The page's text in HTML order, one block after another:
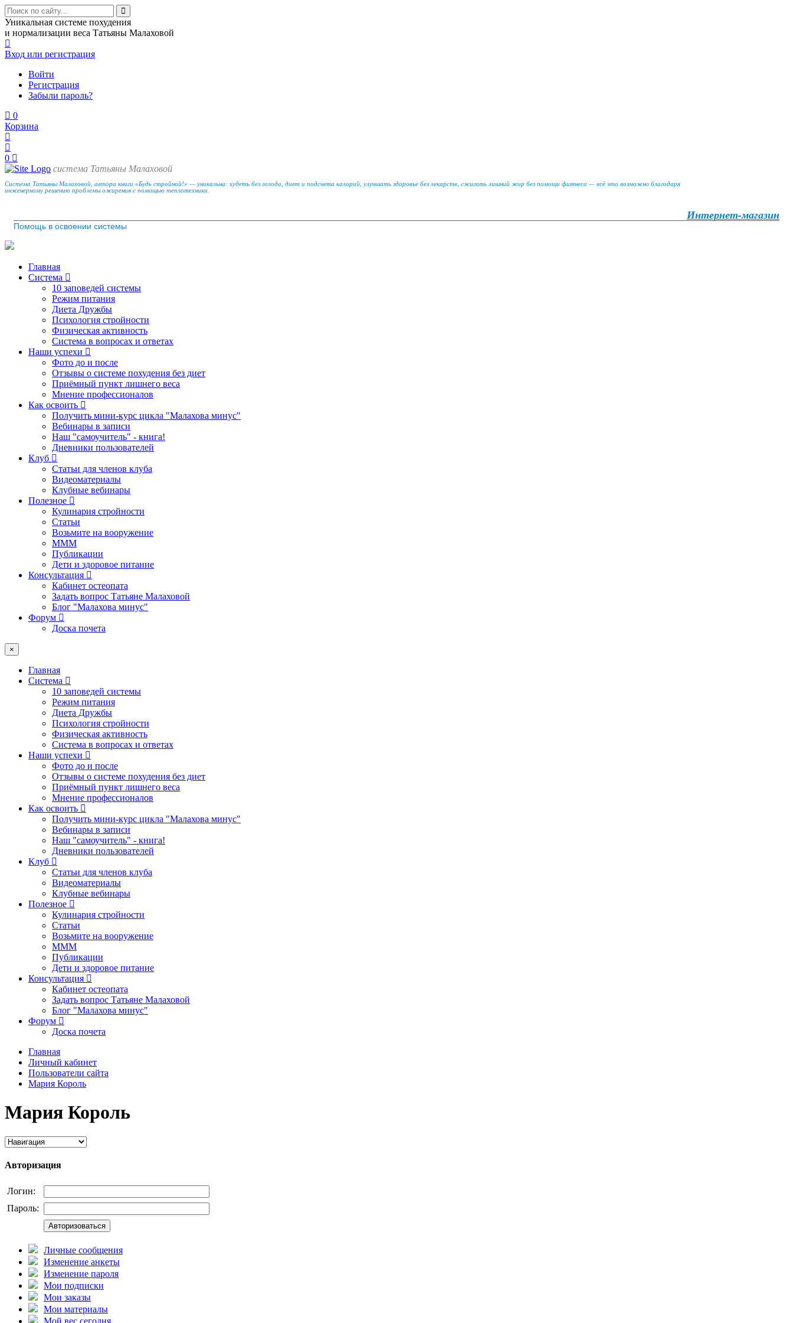
Уникальная системе похудения
и нормализации веса Татьяны Малаховой
Вход или регистрация
Войти
Регистрация
Забыли пароль?
0
Корзина
0
система Татьяны Малаховой
Система Татьяны Малаховой, автора книги «Будь стройной!» — уникальна: худеть без голода, диет и подсчета калорий, улучшать здоровье без лекарств, сжигать лишний жир без помощи фитнеса — всё это возможно благодаря
инженерному решению проблемы ожирения с помощью теплотехники.
Интернет-магазин
Помощь в освоении системы
Главная
Система
10 заповедей системы
Режим питания
Диета Дружбы
Психология стройности
Физическая активность
Система в вопросах и ответах
Наши успехи
Фото до и после
Отзывы о системе похудения без диет
Приёмный пункт лишнего веса
Мнение профессионалов
Как освоить
Получить мини-курс цикла "Малахова минус"
Вебинары в записи
Наш "самоучитель" - книга!
Дневники пользователей
Клуб
Статьи для членов клуба
Видеоматериалы
Клубные вебинары
Полезное
Кулинария стройности
Статьи
Возьмите на вооружение
МММ
Публикации
Дети и здоровое питание
Консультация
Кабинет остеопата
Задать вопрос Татьяне Малаховой
Блог "Малахова минус"
Форум
Доска почета
×
Главная
Система
10 заповедей системы
Режим питания
Диета Дружбы
Психология стройности
Физическая активность
Система в вопросах и ответах
Наши успехи
Фото до и после
Отзывы о системе похудения без диет
Приёмный пункт лишнего веса
Мнение профессионалов
Как освоить
Получить мини-курс цикла "Малахова минус"
Вебинары в записи
Наш "самоучитель" - книга!
Дневники пользователей
Клуб
Статьи для членов клуба
Видеоматериалы
Клубные вебинары
Полезное
Кулинария стройности
Статьи
Возьмите на вооружение
МММ
Публикации
Дети и здоровое питание
Консультация
Кабинет остеопата
Задать вопрос Татьяне Малаховой
Блог "Малахова минус"
Форум
Доска почета
Главная
Личный кабинет
Пользователи сайта
Мария Король
Мария Король
Авторизация
Логин:
Пароль:
Авторизоваться
Личные сообщения
Изменение анкеты
Изменение пароля
Мои подписки
Мои заказы
Мои материалы